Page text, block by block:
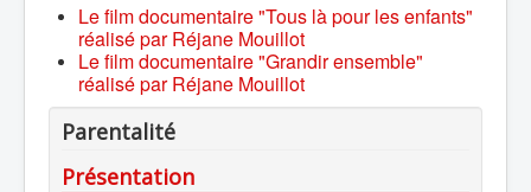
Le film documentaire "Tous là pour les enfants"
réalisé par Réjane Mouillot
Le film documentaire "Grandir ensemble"
réalisé par Réjane Mouillot
Parentalité
Présentation